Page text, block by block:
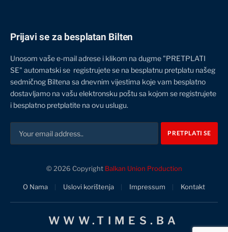
Prijavi se za besplatan Bilten
Unosom vaše e-mail adrese i klikom na dugme "PRETPLATI
SE" automatski se registrujete se na besplatnu pretplatu našeg
sedmičnog Biltena sa dnevnim vijestima koje vam besplatno
dostavljamo na vašu elektronsku poštu sa kojom se registrujete
i besplatno pretplatite na ovu uslugu.
© 2026 Copyright Balkan Union Production
O Nama Uslovi korištenja Impressum Kontakt
WWW.TIMES.BA